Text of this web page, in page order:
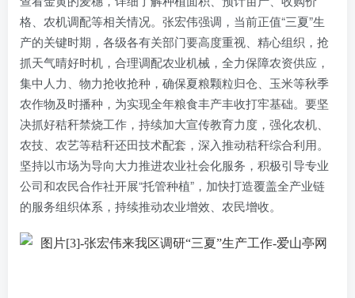
格、农机调配等相关情况。张宏伟强调，当前正值“三夏”生
产的关键时期，各级各有关部门要高度重视、精心组织，抢
抓天气晴好时机，合理调配农业机械，全力保障农资供应，
集中人力、物力抢收抢种，确保夏粮颗粒归仓、玉米等秋季
农作物及时播种，为实现全年粮食丰产丰收打牢基础。要坚
决抓好秸秆禁烧工作，持续加大宣传教育力度，强化农机、
农技、农艺等秸秆还田技术配套，深入推动秸秆综合利用。
坚持以市场为导向大力推进农业社会化服务，积极引导专业
公司和农民合作社开展“托管种植”，加快打造覆盖全产业链
的服务组织体系，持续推动农业增效、农民增收。